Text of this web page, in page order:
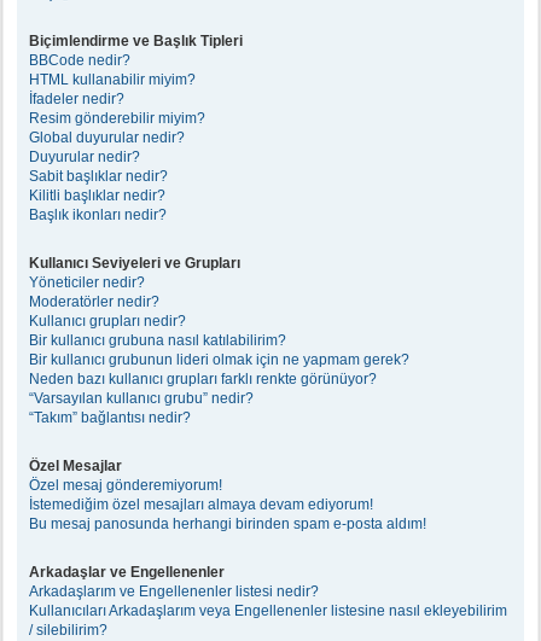
Biçimlendirme ve Başlık Tipleri
BBCode nedir?
HTML kullanabilir miyim?
İfadeler nedir?
Resim gönderebilir miyim?
Global duyurular nedir?
Duyurular nedir?
Sabit başlıklar nedir?
Kilitli başlıklar nedir?
Başlık ikonları nedir?
Kullanıcı Seviyeleri ve Grupları
Yöneticiler nedir?
Moderatörler nedir?
Kullanıcı grupları nedir?
Bir kullanıcı grubuna nasıl katılabilirim?
Bir kullanıcı grubunun lideri olmak için ne yapmam gerek?
Neden bazı kullanıcı grupları farklı renkte görünüyor?
“Varsayılan kullanıcı grubu” nedir?
“Takım” bağlantısı nedir?
Özel Mesajlar
Özel mesaj gönderemiyorum!
İstemediğim özel mesajları almaya devam ediyorum!
Bu mesaj panosunda herhangi birinden spam e-posta aldım!
Arkadaşlar ve Engellenenler
Arkadaşlarım ve Engellenenler listesi nedir?
Kullanıcıları Arkadaşlarım veya Engellenenler listesine nasıl ekleyebilirim
/ silebilirim?